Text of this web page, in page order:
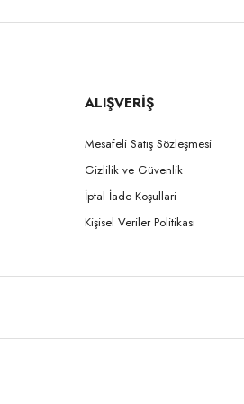
ALIŞVERİŞ
Mesafeli Satış Sözleşmesi
Gizlilik ve Güvenlik
İptal İade Koşullari
Kişisel Veriler Politikası